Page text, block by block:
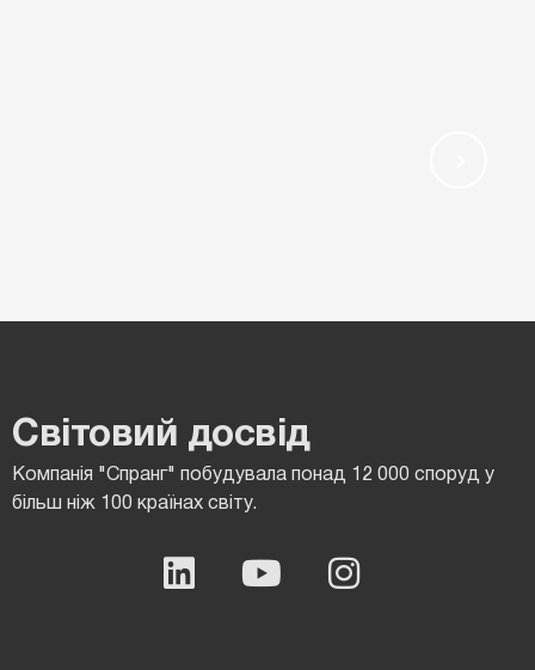
Світовий досвід
Компанія "Спранг" побудувала понад 12 000 споруд у
більш ніж 100 країнах світу.